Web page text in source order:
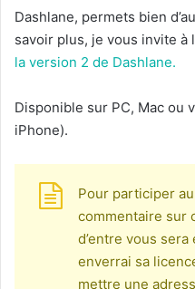
Dashlane, permets bien
savoir plus, je vous invite à
la version 2 de Dashlane.
Disponible sur PC, Mac ou
iPhone).
Pour participer
commentaire sur
d’entre vous
enverrai sa
mettre une